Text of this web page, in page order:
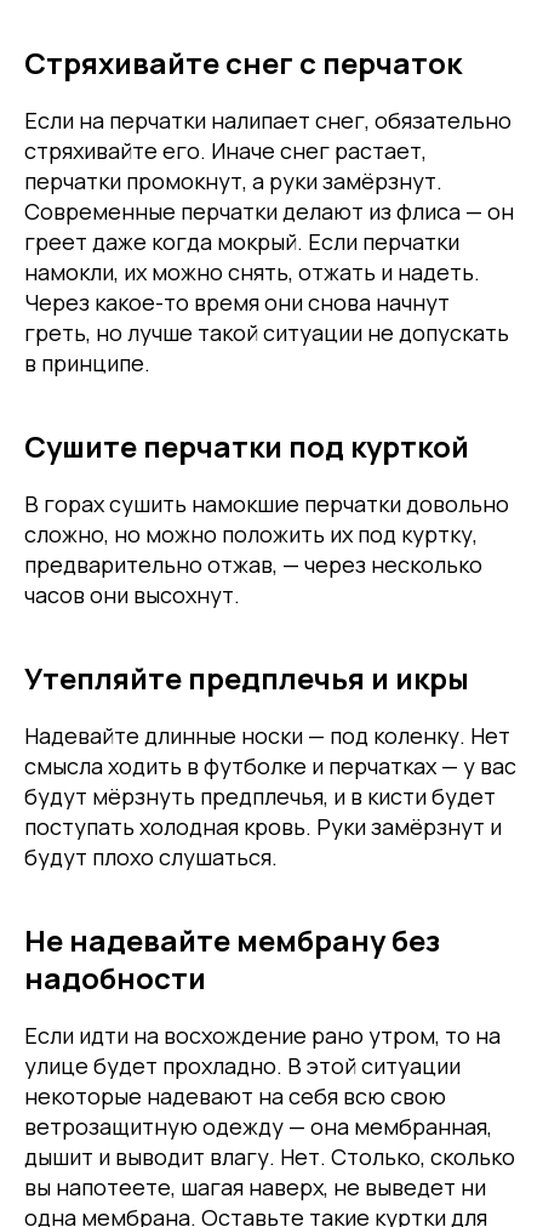
Стряхивайте снег с перчаток
Если на перчатки налипает снег, обязательно
стряхивайте его. Иначе снег растает,
перчатки промокнут, а руки замёрзнут.
Современные перчатки делают из флиса — он
греет даже когда мокрый. Если перчатки
намокли, их можно снять, отжать и надеть.
Через какое-то время они снова начнут
греть, но лучше такой ситуации не допускать
в принципе.
Сушите перчатки под курткой
В горах сушить намокшие перчатки довольно
сложно, но можно положить их под куртку,
предварительно отжав, — через несколько
часов они высохнут.
Утепляйте предплечья и икры
Надевайте длинные носки — под коленку. Нет
смысла ходить в футболке и перчатках — у вас
будут мёрзнуть предплечья, и в кисти будет
поступать холодная кровь. Руки замёрзнут и
будут плохо слушаться.
Не надевайте мембрану без
надобности
Если идти на восхождение рано утром, то на
улице будет прохладно. В этой ситуации
некоторые надевают на себя всю свою
ветрозащитную одежду — она мембранная,
дышит и выводит влагу. Нет. Столько, сколько
вы напотеете, шагая наверх, не выведет ни
одна мембрана. Оставьте такие куртки для